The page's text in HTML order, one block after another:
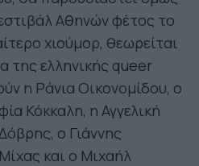
Αθηνών φέτος το
χιούμορ, θεωρείται
της ελληνικής queer
η Ράνια Οικονομίδου, ο
Κόκκαλη, η Αγγελική
ο Γιάννης
και ο Μιχαήλ